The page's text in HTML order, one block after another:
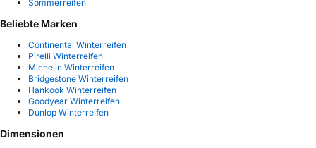
Sommerreifen
Beliebte Marken
Continental Winterreifen
Pirelli Winterreifen
Michelin Winterreifen
Bridgestone Winterreifen
Hankook Winterreifen
Goodyear Winterreifen
Dunlop Winterreifen
Dimensionen